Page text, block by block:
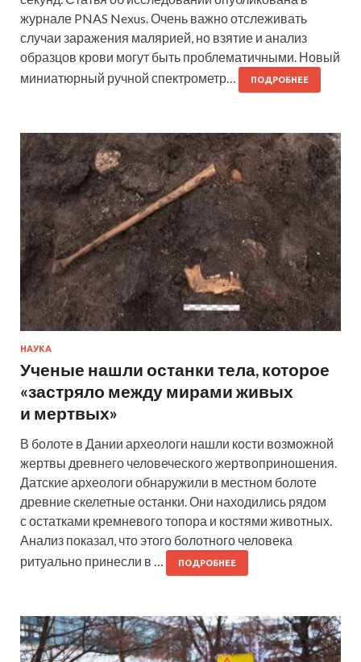
журнале PNAS Nexus. Очень важно отслеживать
случаи заражения малярией, но взятие и анализ
образцов крови могут быть проблематичными. Новый
миниатюрный ручной спектрометр…
ПОДРОБНЕЕ
НАУКА
Ученые нашли останки тела, которое
«застряло между мирами живых
и мертвых»
В болоте в Дании археологи нашли кости возможной
жертвы древнего человеческого жертвоприношения.
Датские археологи обнаружили в местном болоте
древние скелетные останки. Они находились рядом
с остатками кремневого топора и костями животных.
Анализ показал, что этого болотного человека
ритуально принесли в …
ПОДРОБНЕЕ